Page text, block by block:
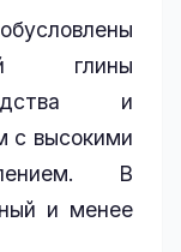
глины
и
с высокими
В
и менее